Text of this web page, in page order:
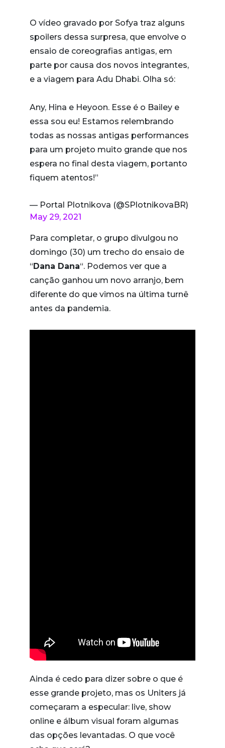
O vídeo gravado por Sofya traz alguns
spoilers dessa surpresa, que envolve o
ensaio de coreografias antigas, em
parte por causa dos novos integrantes,
e a viagem para Adu Dhabi. Olha só:
Any, Hina e Heyoon. Esse é o Bailey e
essa sou eu! Estamos relembrando
todas as nossas antigas performances
para um projeto muito grande que nos
espera no final desta viagem, portanto
fiquem atentos!”
— Portal Plotnikova (@SPlotnikovaBR)
May 29, 2021
Para completar, o grupo divulgou no
domingo (30) um trecho do ensaio de
“Dana Dana“. Podemos ver que a
canção ganhou um novo arranjo, bem
diferente do que vimos na última turnê
antes da pandemia.
Ainda é cedo para dizer sobre o que é
esse grande projeto, mas os Uniters já
começaram a especular: live, show
online e álbum visual foram algumas
das opções levantadas. O que você